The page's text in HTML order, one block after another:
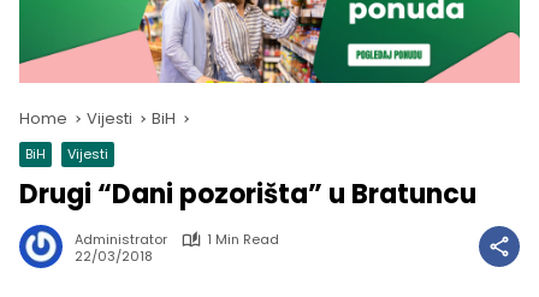
Home Vijesti BiH
BiH Vijesti
Drugi “Dani pozorišta” u Bratuncu
Administrator
1 Min Read
22/03/2018